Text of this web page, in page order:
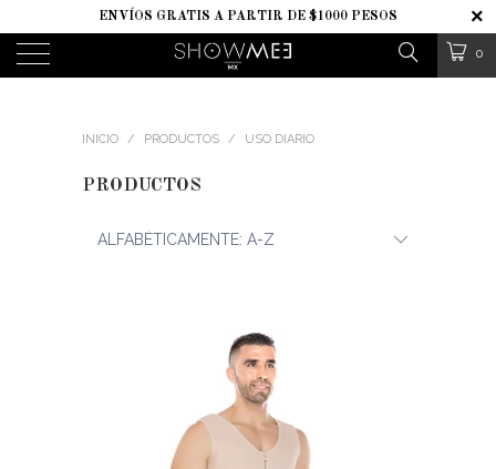
ENVÍOS GRATIS A PARTIR DE $1000 PESOS
0
INICIO / PRODUCTOS / USO DIARIO
PRODUCTOS